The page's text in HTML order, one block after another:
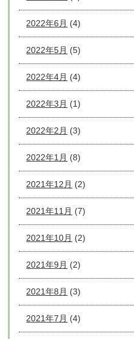
2022年6月 (4)
2022年5月 (5)
2022年4月 (4)
2022年3月 (1)
2022年2月 (3)
2022年1月 (8)
2021年12月 (2)
2021年11月 (7)
2021年10月 (2)
2021年9月 (2)
2021年8月 (3)
2021年7月 (4)